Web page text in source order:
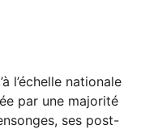
l’échelle nationale
par une majorité
ses post-